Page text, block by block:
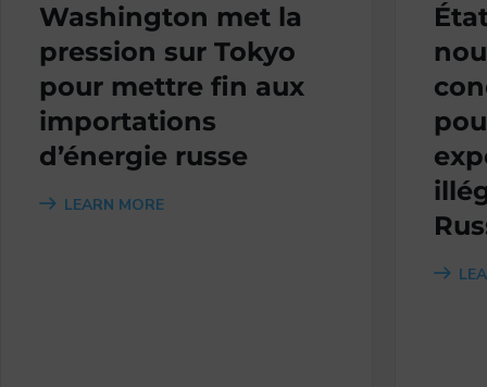
Washington met la
pression sur Tokyo
pour mettre fin aux
importations
d’énergie russe
LEARN MORE